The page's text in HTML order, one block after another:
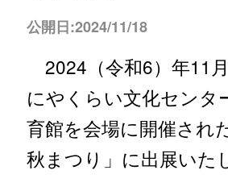
公開日:2024/11/18
2024（令和6）年11月
にやくらい文化センタ
育館を会場に開催され
秋まつり」に出展いた